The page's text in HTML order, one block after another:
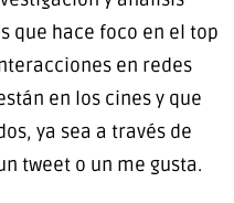
que hace foco en el top
en redes
en los cines y que
ya sea a través de
tweet o un me gusta.